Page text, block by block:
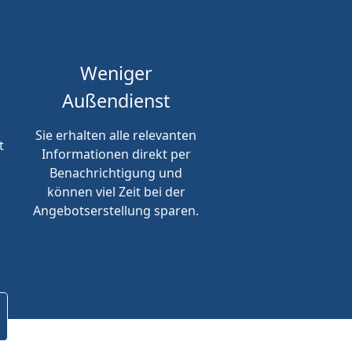
Weniger
Außendienst
Sie erhalten alle relevanten
Informationen direkt per
Benachrichtigung und
können viel Zeit bei der
Angebotserstellung sparen.